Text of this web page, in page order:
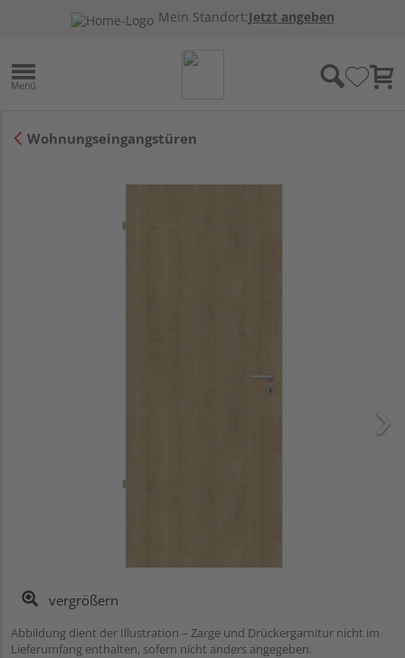
Mein Standort:Jetzt angeben
Wohnungseingangstüren
vergrößern
Abbildung dient der Illustration – Zarge und Drückergarnitur nicht im
Lieferumfang enthalten, sofern nicht anders angegeben.